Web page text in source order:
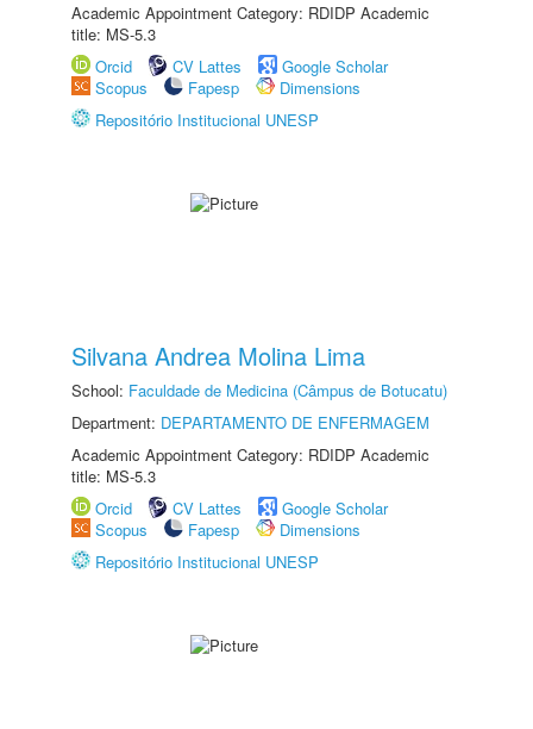
Academic Appointment Category: RDIDP Academic
title: MS-5.3
Orcid
CV Lattes
Google Scholar
Scopus
Fapesp
Dimensions
Repositório Institucional UNESP
Silvana Andrea Molina Lima
School: Faculdade de Medicina (Câmpus de Botucatu)
Department: DEPARTAMENTO DE ENFERMAGEM
Academic Appointment Category: RDIDP Academic
title: MS-5.3
Orcid
CV Lattes
Google Scholar
Scopus
Fapesp
Dimensions
Repositório Institucional UNESP